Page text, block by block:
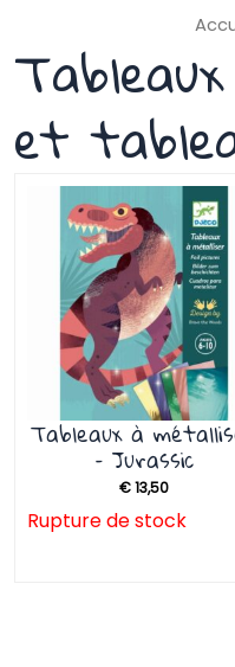
et
Tableaux à
– Jurassic
€13,50
Rupture de stock